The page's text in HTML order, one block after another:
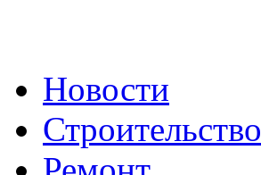
Новости
Строительство